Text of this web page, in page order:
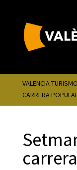
VALENCIA TURISMO
CARRERA